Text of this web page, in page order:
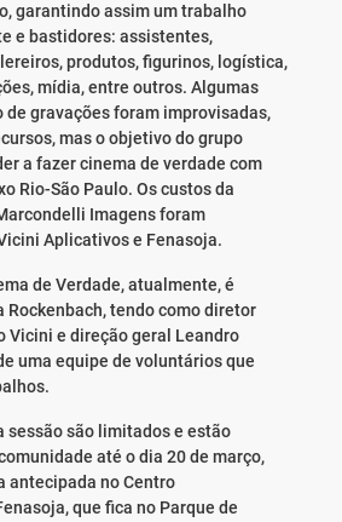
garantindo assim um trabalho
e bastidores: assistentes,
produtos, figurinos, logística,
mídia, entre outros. Algumas
de gravações foram improvisadas,
mas o objetivo do grupo
a fazer cinema de verdade com
Rio-São Paulo. Os custos da
Imagens foram
Aplicativos e Fenasoja.
de Verdade, atualmente, é
Rockenbach, tendo como diretor
Vicini e direção geral Leandro
uma equipe de voluntários que
sessão são limitados e estão
até o dia 20 de março,
antecipada no Centro
que fica no Parque de